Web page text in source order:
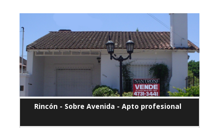
Rincón - Sobre Avenida - Apto profesional